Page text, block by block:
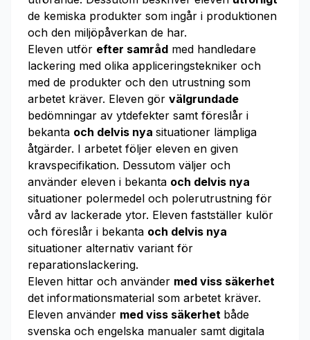
de kemiska produkter som ingår i produktionen
och den miljöpåverkan de har.
Eleven utför efter samråd med handledare
lackering med olika appliceringstekniker och
med de produkter och den utrustning som
arbetet kräver. Eleven gör välgrundade
bedömningar av ytdefekter samt föreslår i
bekanta och delvis nya situationer lämpliga
åtgärder. I arbetet följer eleven en given
kravspecifikation. Dessutom väljer och
använder eleven i bekanta och delvis nya
situationer polermedel och polerutrustning för
vård av lackerade ytor. Eleven fastställer kulör
och föreslår i bekanta och delvis nya
situationer alternativ variant för
reparationslackering.
Eleven hittar och använder med viss säkerhet
det informationsmaterial som arbetet kräver.
Eleven använder med viss säkerhet både
svenska och engelska manualer samt digitala